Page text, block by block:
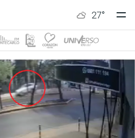
27°